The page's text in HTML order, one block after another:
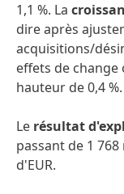
1,1 %. La
dire après
acquisitions/
effets de change
hauteur de 0,4 %.
Le résultat
passant de 1 768
d'EUR.